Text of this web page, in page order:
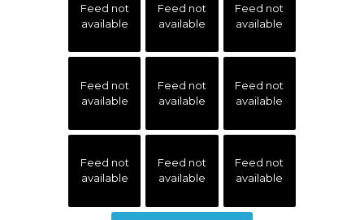
Feed not
available
Feed not
available
Feed not
available
Feed not
available
Feed not
available
Feed not
available
Feed not
available
Feed not
available
Feed not
available